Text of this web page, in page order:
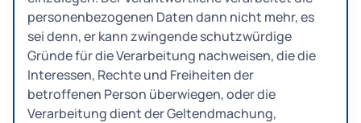
personenbezogenen Daten dann nicht mehr, es
sei denn, er kann zwingende schutzwürdige
Gründe für die Verarbeitung nachweisen, die die
Interessen, Rechte und Freiheiten der
betroffenen Person überwiegen, oder die
Verarbeitung dient der Geltendmachung,